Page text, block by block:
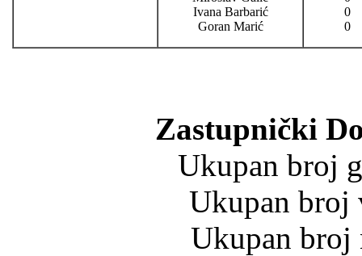
Ivana Barbarić
Goran Marić
0
0
Zastupnički
Ukupan broj
Ukupan broj
Ukupan broj